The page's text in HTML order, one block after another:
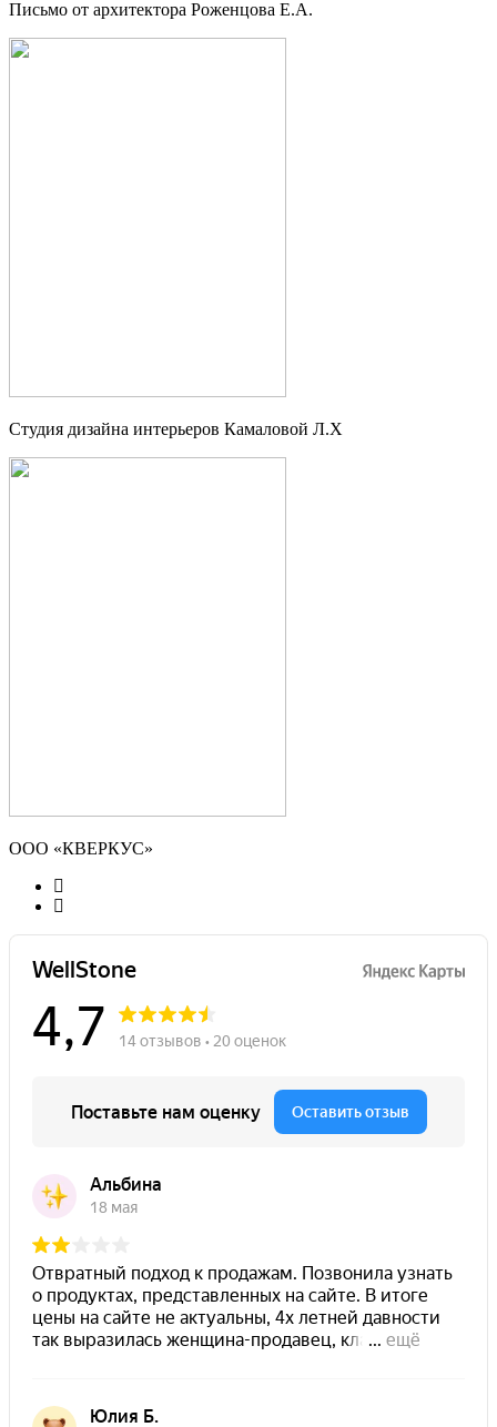
Письмо от архитектора Роженцова Е.А.
Студия дизайна интерьеров Камаловой Л.Х
ООО «КВЕРКУС»